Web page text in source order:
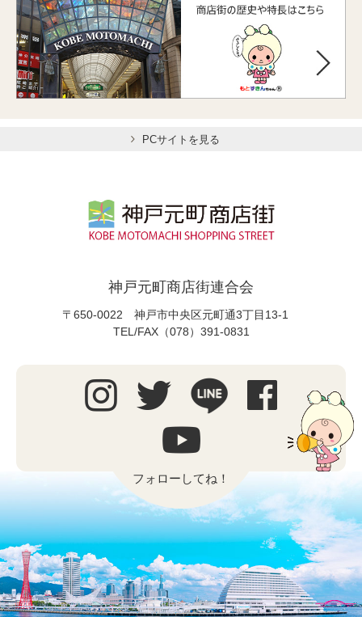
PCサイトを見る
神戸元町商店街連合会
〒650-0022 神戸市中央区元町通3丁目13-1
TEL/FAX（078）391-0831
フォローしてね！